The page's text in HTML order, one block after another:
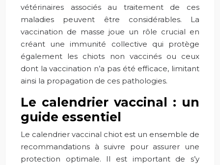
vétérinaires associés au traitement de ces
maladies peuvent être considérables. La
vaccination de masse joue un rôle crucial en
créant une immunité collective qui protège
également les chiots non vaccinés ou ceux
dont la vaccination n’a pas été efficace, limitant
ainsi la propagation de ces pathologies.
Le calendrier vaccinal : un
guide essentiel
Le calendrier vaccinal chiot est un ensemble de
recommandations à suivre pour assurer une
protection optimale. Il est important de s’y